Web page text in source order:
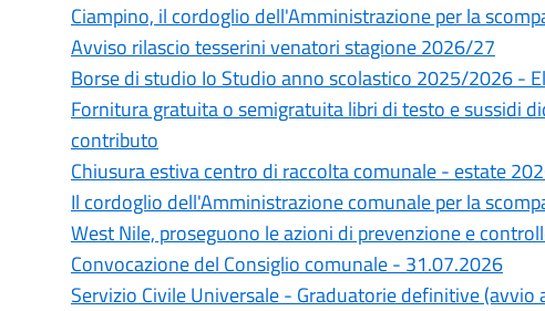
Ciampino, il cordoglio dell'Amministrazione per la
Avviso rilascio tesserini venatori stagione 2026/27
Borse di studio Io Studio anno scolastico 2025/2026 -
Fornitura gratuita o semigratuita libri di testo e sussidi
contributo
Chiusura estiva centro di raccolta comunale - estate
Il cordoglio dell'Amministrazione comunale per la
West Nile, proseguono le azioni di prevenzione e
Convocazione del Consiglio comunale - 31.07.2026
Servizio Civile Universale - Graduatorie definitive (avvio